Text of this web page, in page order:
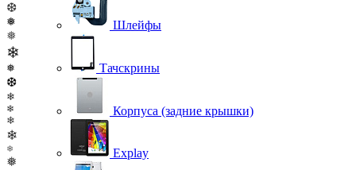
❆
❅
❅
❄
❅
❆
❄
❄
❄
❄
❄
❅
Шлейфы
Тачскрины
Корпуса (задние крышки)
Explay